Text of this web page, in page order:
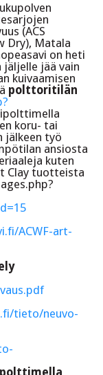
(ACS
Dry), Matala
on heti
jää vain
kuivaamisen
polttoritilän
koru- tai
jälkeen työ
ansiosta
kuten
Clay tuotteista
ACWF-art-
tieto/neuvo-